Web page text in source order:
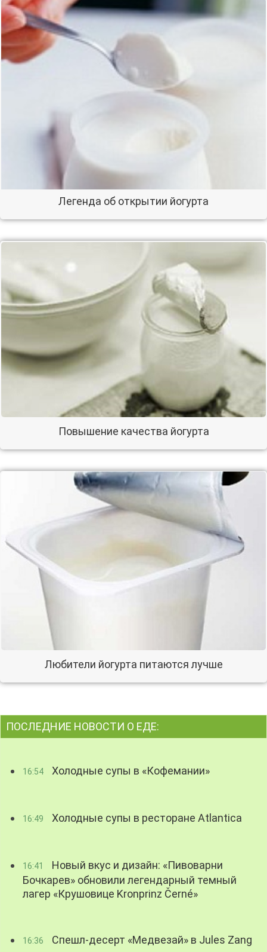
Легенда об открытии йогурта
Повышение качества йогурта
Любители йогурта питаются лучше
ПОСЛЕДНИЕ НОВОСТИ О ЕДЕ:
16:54 Холодные супы в «Кофемании»
16:49 Холодные супы в ресторане Atlantica
16:41
Новый вкус и дизайн: «Пивоварни
Бочкарев» обновили легендарный темный
лагер «Крушовице Kronprinz Černé»
16:36 Спешл-десерт «Медвезай» в Jules Zang